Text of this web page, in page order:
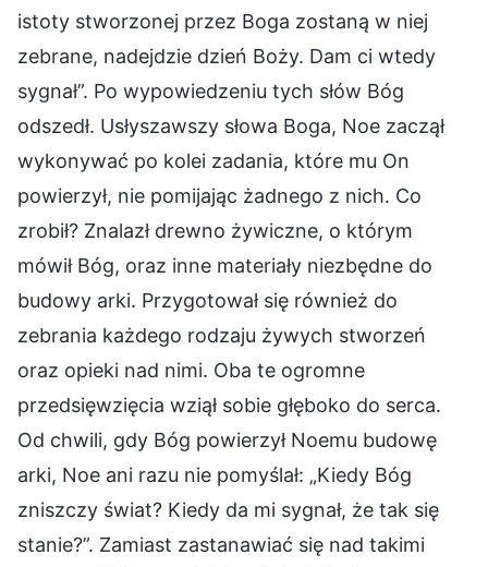
istoty stworzonej przez Boga zostaną w niej
zebrane, nadejdzie dzień Boży. Dam ci wtedy
sygnał”. Po wypowiedzeniu tych słów Bóg
odszedł. Usłyszawszy słowa Boga, Noe zaczął
wykonywać po kolei zadania, które mu On
powierzył, nie pomijając żadnego z nich. Co
zrobił? Znalazł drewno żywiczne, o którym
mówił Bóg, oraz inne materiały niezbędne do
budowy arki. Przygotował się również do
zebrania każdego rodzaju żywych stworzeń
oraz opieki nad nimi. Oba te ogromne
przedsięwzięcia wziął sobie głęboko do serca.
Od chwili, gdy Bóg powierzył Noemu budowę
arki, Noe ani razu nie pomyślał: „Kiedy Bóg
zniszczy świat? Kiedy da mi sygnał, że tak się
stanie?”. Zamiast zastanawiać się nad takimi